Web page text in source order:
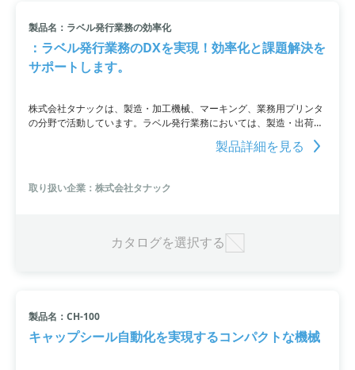
製品名：ラベル発行業務の効率化
：ラベル発行業務のDXを実現！効率化と課題解決を
サポートします。
株式会社タナックは、製造・加工機械、マーキング、業務用プリンタ
の分野で活動しています。ラベル発行業務においては、製造・出荷、
品質保証システム管理、資材管理の課題を解決します。老朽化やGHS
赤枠未対応などの設備の問題、出荷ミスや作業の効率化などの業務上
た、動画を活用したＤＸ化によるスキル伝承や社員育成も行っており
ますので、総合的な提案が可能です。様々な業界で導入されておりま
製品詳細を見る
取り扱い企業：株式会社タナック
カタログを選択する
製品名：CH-100
キャップシール自動化を実現するコンパクトな機械